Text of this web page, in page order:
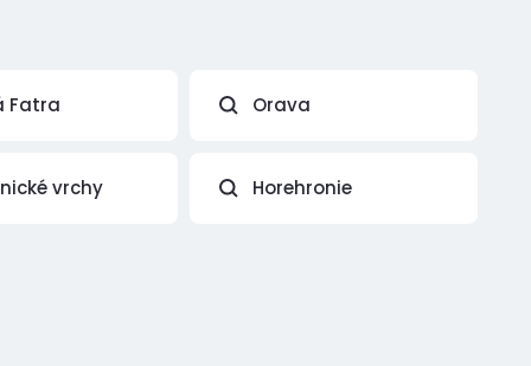
Fatra Orava
vrchy Horehronie